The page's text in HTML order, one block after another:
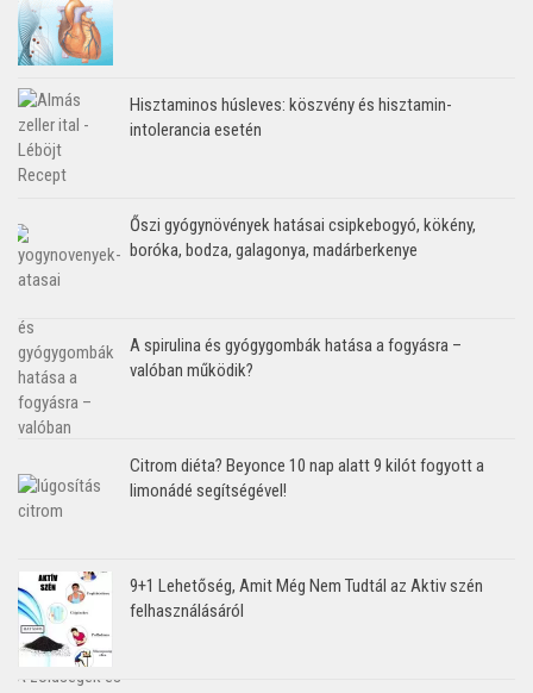
Hisztaminos húsleves: köszvény és hisztamin-
intolerancia esetén
Őszi gyógynövények hatásai csipkebogyó, kökény,
boróka, bodza, galagonya, madárberkenye
A spirulina és gyógygombák hatása a fogyásra –
valóban működik?
Citrom diéta? Beyonce 10 nap alatt 9 kilót fogyott a
limonádé segítségével!
9+1 Lehetőség, Amit Még Nem Tudtál az Aktiv szén
felhasználásáról